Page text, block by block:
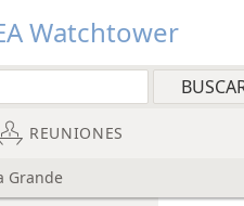
Watchtower
REUNIONES
Grande